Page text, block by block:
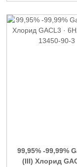
99,95% -99,99%
(III) Хлорид